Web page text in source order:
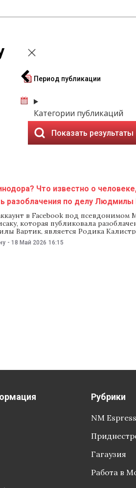
Период публикации
Категории публикаций
Показать результаты
Что известно о
разоблачения по делу Людмилы
в Facebook под псевдонимом
которая публиковала
Вартик, является Родика
По данным издания, Родика
которая почти десять лет
- 18 Май 2026 16:15
Рубрики
NM
Гагаузия
Работа в